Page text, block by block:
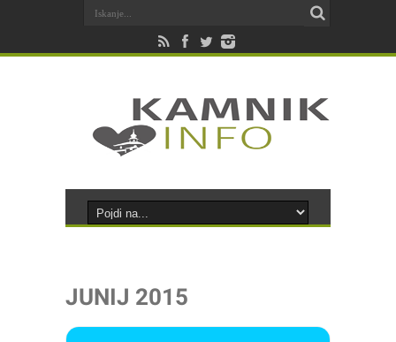
JUNIJ 2015